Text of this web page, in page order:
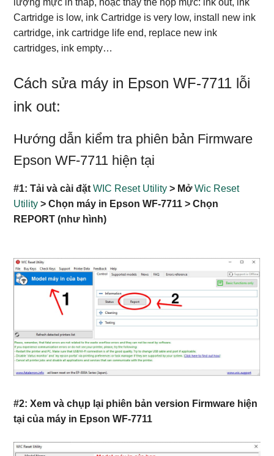
Cartridge is low, ink Cartridge is very low, install new ink
cartridge, ink cartridge life end, replace new ink
cartridges, ink empty…
Cách sửa máy in Epson WF-7711 lỗi
ink out:
Hướng dẫn kiểm tra phiên bản Firmware
Epson WF-7711 hiện tại
#1: Tải và cài đặtWIC Reset Utility > MởWic Reset
Utility > Chọn máy in Epson WF-7711 > Chọn
REPORT (như hình)
#2: Xem và chụp lại phiên bản version Firmware hiện
tại của máy in Epson WF-7711